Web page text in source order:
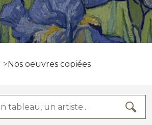
Nos oeuvres copiées